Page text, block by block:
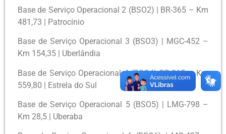
Base de Serviço Operacional 2 (BSO2) | BR-365 – Km
481,73 | Patrocínio
Base de Serviço Operacional 3 (BSO3) | MGC-452 –
Km 154,35 | Uberlândia
Base de Serviço Operacional 4 (BSO4) BR-365 – Km
559,80 | Estrela do Sul
Base de Serviço Operacional 5 (BSO5) | LMG-798 –
Km 28,5 | Uberaba